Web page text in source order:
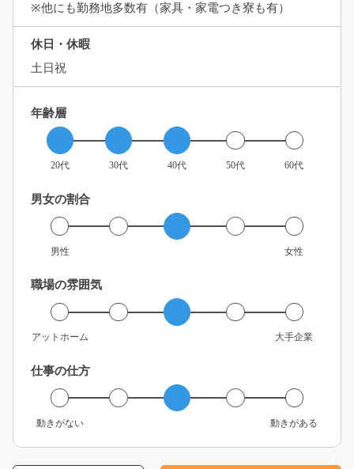
※他にも勤務地多数有（家具・家電つき寮も有）
休日・休暇
土日祝
年齢層
20代 30代 40代 50代 60代
男女の割合
男性 女性
職場の雰囲気
アットホーム 大手企業
仕事の仕方
動きがない 動きがある